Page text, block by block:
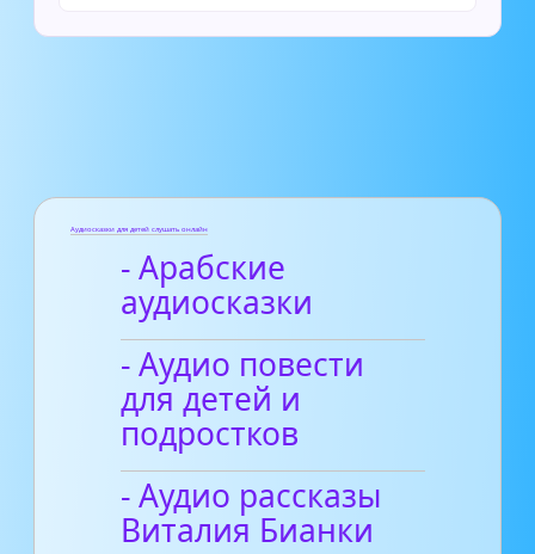
Аудиосказки для детей слушать онлайн
- Арабские
аудиосказки
- Аудио повести
для детей и
подростков
- Аудио рассказы
Виталия Бианки